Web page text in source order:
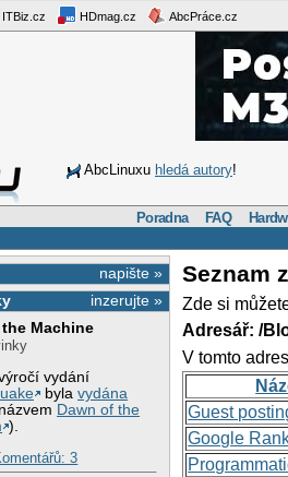
ITBiz.cz HDmag.cz AbcPráce.cz
AbcLinuxu hledá autory!
Poradna FAQ
napište »
inzerujte »
Machine
vydání
bylavydána
Dawn of the
).
3
Seznam
Zde si
Adresář: /
V tomto
Guest
Google